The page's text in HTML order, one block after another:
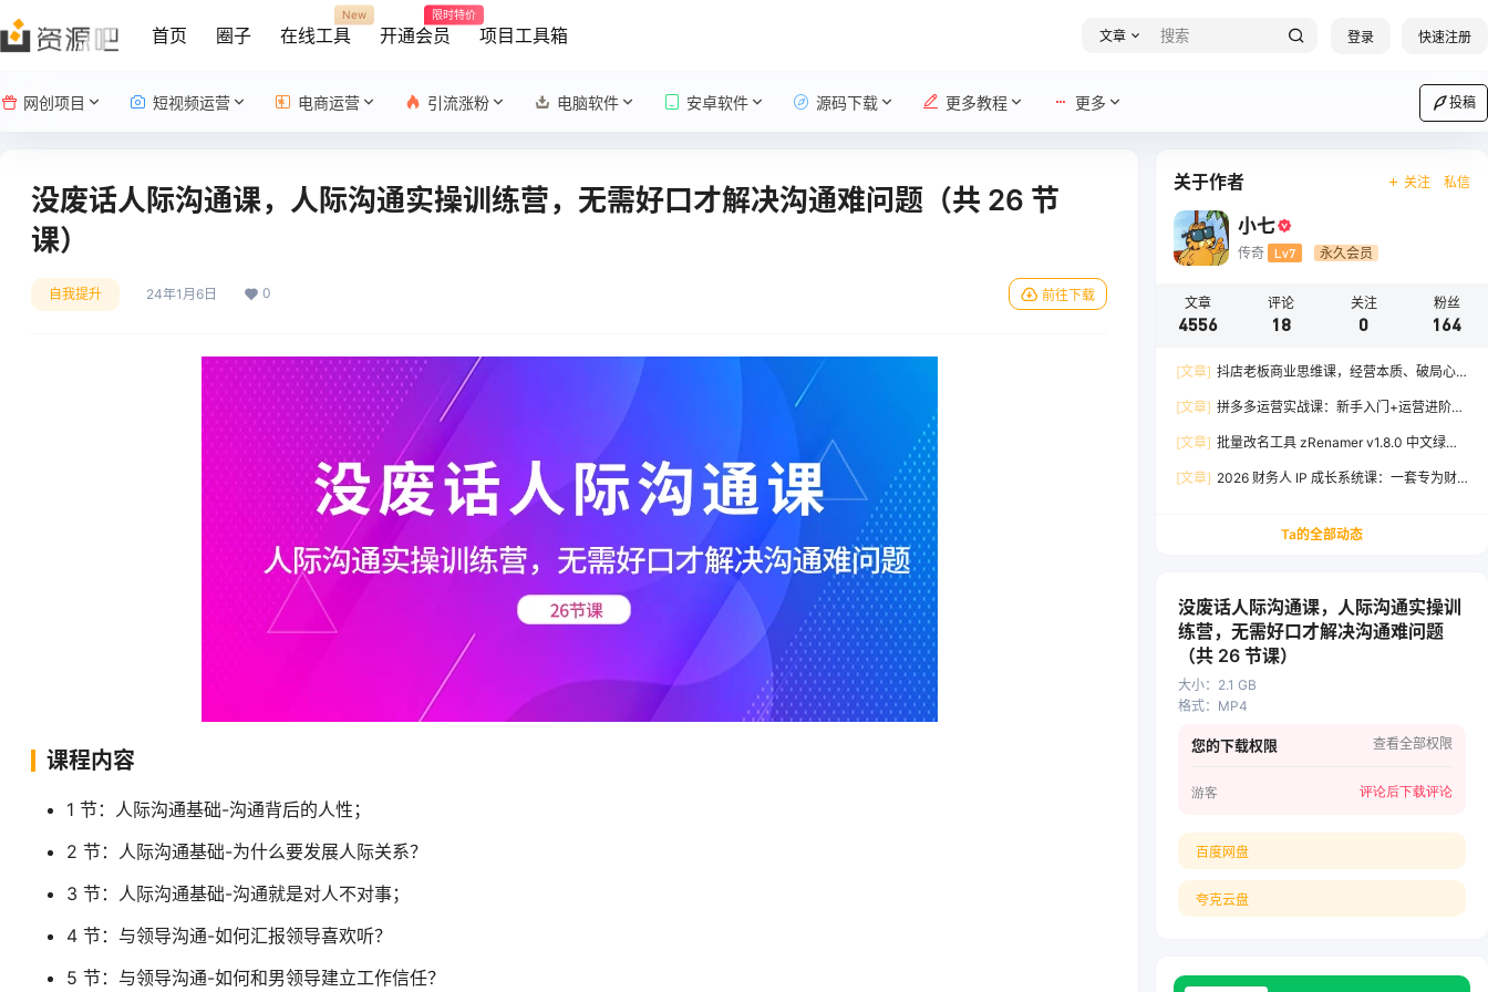
首页 圈子 在线工具
New
开通会员
限时特价
项目工具箱 文章 登录 快速注册
网创项目 短视频运营 电商运营 引流涨粉 电脑软件 安卓软件 源码下载 更多教程 更多 投稿
没废话人际沟通课，人际沟通实操训练营，无需好口才解决沟通难问题（共 26 节
课）
自我提升 24年1月6日 0 前往下载
课程内容
1 节：人际沟通基础-沟通背后的人性；
2 节：人际沟通基础-为什么要发展人际关系？
3 节：人际沟通基础-沟通就是对人不对事；
4 节：与领导沟通-如何汇报领导喜欢听？
5 节：与领导沟通-如何和男领导建立工作信任？
关于作者 关注 私信
小七
传奇 Lv7 永久会员
文章
4556
评论
18
关注
0
粉丝
164
[文章] 抖店老板商业思维课，经营本质、破局心
增
[文章] 拼多多运营实战课：新手入门+运营进阶、
出百单
[文章] 批量改名工具 zRenamer v1.8.0 中文绿色
[文章] 2026 财务人 IP 成长系统课：一套专为财
Ta的全部动态
没废话人际沟通课，人际沟通实操训
练营，无需好口才解决沟通难问题
（共 26 节课）
大小： 2.1 GB
格式： MP4
您的下载权限 查看全部权限
游客 评论后下载评论
百度网盘
夸克云盘